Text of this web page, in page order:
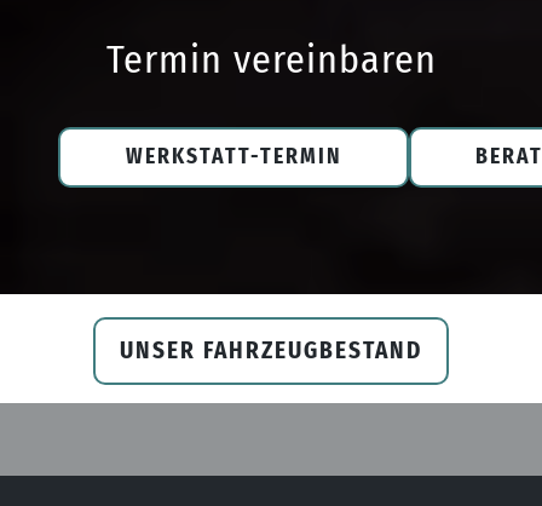
Termin vereinbaren
WERKSTATT-TERMIN
UNSER FAHRZEUGBESTAND